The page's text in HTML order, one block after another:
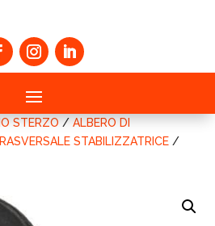
STERZO / ALBERO DI
STABILIZZATRICE /